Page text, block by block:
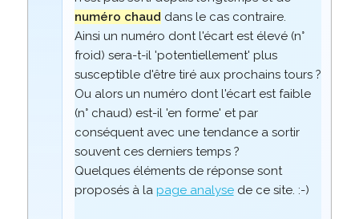
numéro chaud dans le cas contraire.
Ainsi un numéro dont l'écart est élevé (n°
froid) sera-t-il 'potentiellement' plus
susceptible d'être tiré aux prochains tours ?
Ou alors un numéro dont l'écart est faible
(n° chaud) est-il 'en forme' et par
conséquent avec une tendance a sortir
souvent ces derniers temps ?
Quelques éléments de réponse sont
proposés à la page analysede ce site. :-)